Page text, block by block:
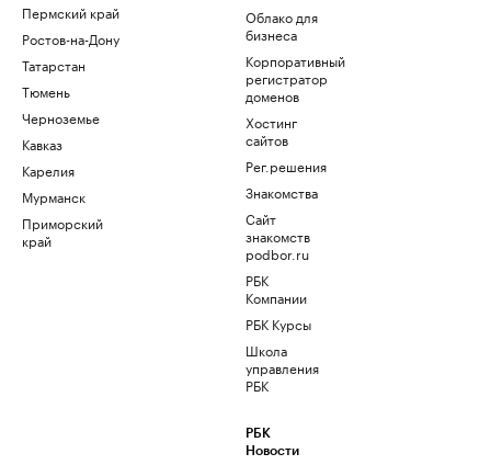
Пермский край
Ростов-на-Дону
Татарстан
Тюмень
Черноземье
Кавказ
Карелия
Мурманск
Приморский
край
Облако для
бизнеса
Корпоративный
регистратор
доменов
Хостинг
сайтов
Рег.решения
Знакомства
Сайт
знакомств
podbor.ru
РБК
Компании
РБК Курсы
Школа
управления
РБК
РБК
Новости